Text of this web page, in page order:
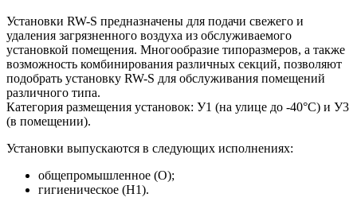
Установки RW-S предназначены для подачи свежего и
удаления загрязненного воздуха из обслуживаемого
установкой помещения. Многообразие типоразмеров, а также
возможность комбинирования различных секций, позволяют
подобрать установку RW-S для обслуживания помещений
различного типа.
Категория размещения установок: У1 (на улице до -40°С) и У3
(в помещении).
Установки выпускаются в следующих исполнениях:
общепромышленное (О);
гигиеническое (Н1).